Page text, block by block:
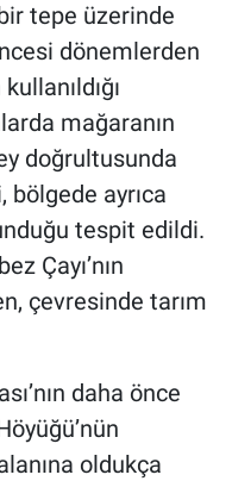
tepe üzerinde
dönemlerden
mağaranın
doğrultusunda
bölgede ayrıca
tespit edildi.
Çayı’nın
çevresinde tarım
daha önce
oldukça